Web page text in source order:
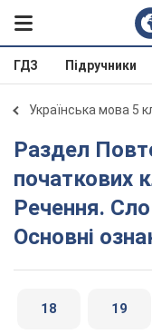
ГДЗ Підручники
Українська мова 5
Раздел Повторення вивченого в
початкових
Речення.
Основні
18 19